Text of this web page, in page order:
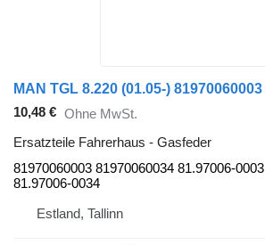
10,48 € Ohne MwSt.
Ersatzteile Fahrerhaus - Gasfeder
81970060003 81970060034 81.97006-0003
81.97006-0034
Estland, Tallinn